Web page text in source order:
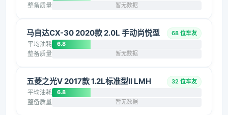
整备质量 暂无数据
马自达CX-30 2020款 2.0L 手动尚悦型 68 位车友
平均油耗 6.8
整备质量 暂无数据
五菱之光V 2017款 1.2L标准型II LMH 32 位车友
平均油耗 6.8
整备质量 暂无数据